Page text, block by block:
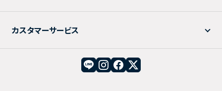
カスタマーサービス